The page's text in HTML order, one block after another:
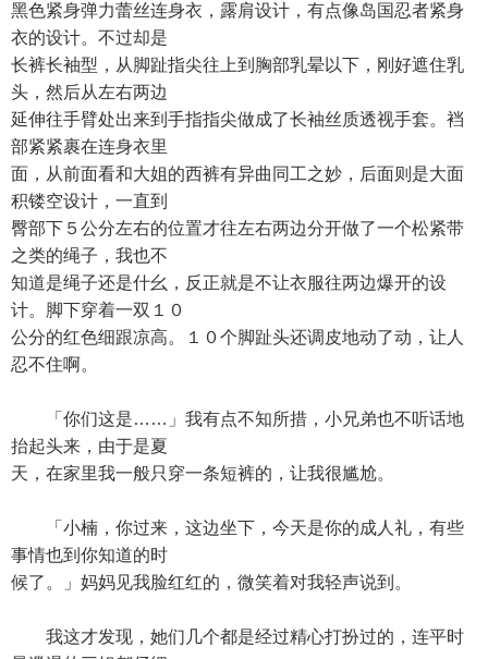
黑色紧身弹力蕾丝连身衣，露肩设计，有点像岛国忍者紧身
衣的设计。不过却是
长裤长袖型，从脚趾指尖往上到胸部乳晕以下，刚好遮住乳
头，然后从左右两边
延伸往手臂处出来到手指指尖做成了长袖丝质透视手套。裆
部紧紧裹在连身衣里
面，从前面看和大姐的西裤有异曲同工之妙，后面则是大面
积镂空设计，一直到
臀部下５公分左右的位置才往左右两边分开做了一个松紧带
之类的绳子，我也不
知道是绳子还是什幺，反正就是不让衣服往两边爆开的设
计。脚下穿着一双１０
公分的红色细跟凉高。１０个脚趾头还调皮地动了动，让人
忍不住啊。
「你们这是……」我有点不知所措，小兄弟也不听话地
抬起头来，由于是夏
天，在家里我一般只穿一条短裤的，让我很尴尬。
「小楠，你过来，这边坐下，今天是你的成人礼，有些
事情也到你知道的时
候了。」妈妈见我脸红红的，微笑着对我轻声说到。
我这才发现，她们几个都是经过精心打扮过的，连平时